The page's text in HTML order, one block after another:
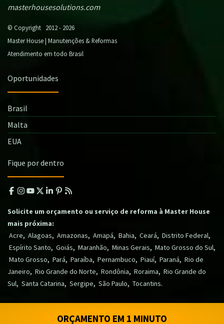
ORÇAMENTO EM 1 MINUTO
masterhousesolutions.com
© Copyright 2012 - 2026
Master House | Manutenções & Reformas
Atendimento em todo Brasil
Oportunidades
Brasil
Malta
EUA
Fique por dentro
Solicite um orçamento ou serviço de reforma à Master House
mais próxima:
Acre, Alagoas, Amazonas, Amapá, Bahia, Ceará, Distrito Federal,
Espírito Santo, Goiás, Maranhão, Minas Gerais, Mato Grosso do Sul,
Mato Grosso, Pará, Paraíba, Pernambuco, Piauí, Paraná, Rio de
Janeiro, Rio Grande do Norte, Rondônia, Roraima, Rio Grande do
Sul, Santa Catarina, Sergipe, São Paulo, Tocantins.